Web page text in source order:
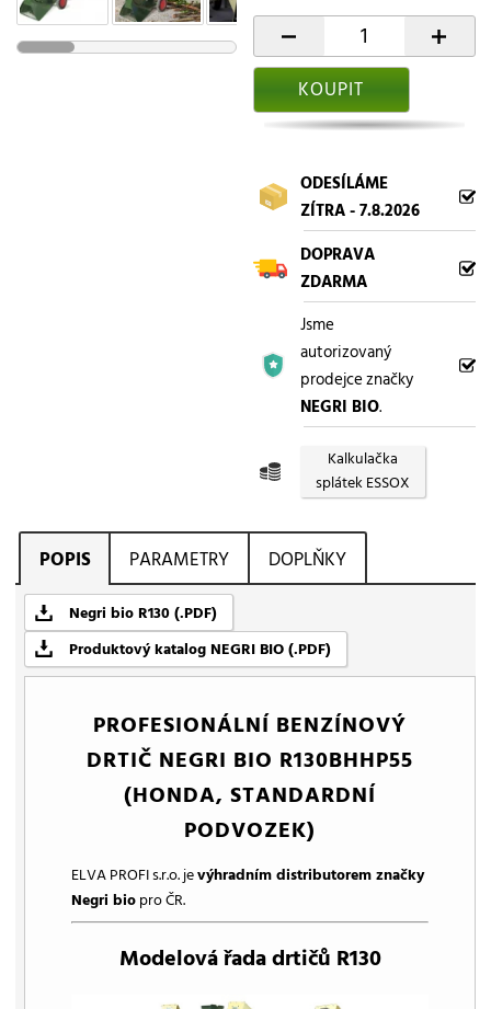
- +
KOUPIT
ODESÍLÁME
ZÍTRA - 7.8.2026
DOPRAVA
ZDARMA
Jsme
autorizovaný
prodejce značky
NEGRI BIO.
Kalkulačka
splátek ESSOX
POPIS PARAMETRY DOPLŇKY
Negri bio R130 (.PDF)
Produktový katalog NEGRI BIO (.PDF)
PROFESIONÁLNÍ BENZÍNOVÝ
DRTIČ NEGRI BIO R130BHHP55
(HONDA, STANDARDNÍ
PODVOZEK)
ELVA PROFI s.r.o. jevýhradním distributorem značky
Negri biopro ČR.
Modelová řada drtičů R130